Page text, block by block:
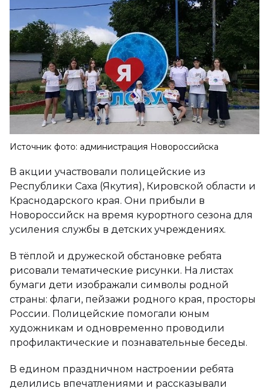
Источник фото: администрация Новороссийска
В акции участвовали полицейские из
Республики Саха (Якутия), Кировской области и
Краснодарского края. Они прибыли в
Новороссийск на время курортного сезона для
усиления службы в детских учреждениях.
В тёплой и дружеской обстановке ребята
рисовали тематические рисунки. На листах
бумаги дети изображали символы родной
страны: флаги, пейзажи родного края, просторы
России. Полицейские помогали юным
художникам и одновременно проводили
профилактические и познавательные беседы.
В едином праздничном настроении ребята
делились впечатлениями и рассказывали